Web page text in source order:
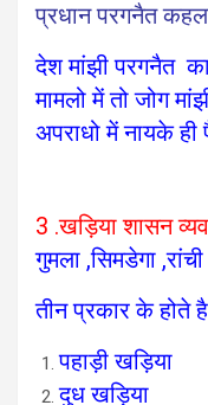
प्रधान परगनैत
देश मांझी परगनैत
मामलो में तो जोग
अपराधो में नायके
3 .खड़िया शासन
गुमला ,सिमडेगा
तीन प्रकार के होते
पहाड़ी खड़िया
दुध खड़िया